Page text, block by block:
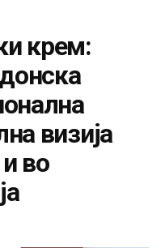
крем:
визија
во